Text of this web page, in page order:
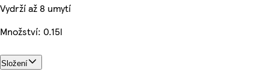
Vydrží až 8 umytí
Množství: 0.15l
Složení